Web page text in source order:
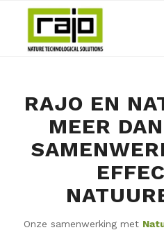
RAJO EN
MEER
Onze samenwerking met